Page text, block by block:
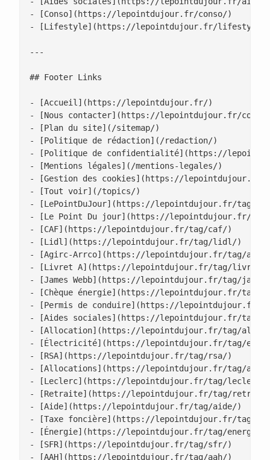
- [Conso](https://lepointdujour.fr/conso/)
- [Lifestyle](https://lepointdujour.fr/lifestyle/)
---
## Footer Links
- [Accueil](https://lepointdujour.fr/)
- [Nous contacter](https://lepointdujour.fr/
- [Plan du site](/sitemap/)
- [Politique de rédaction](/redaction/)
- [Politique de confidentialité](https://
- [Mentions légales](/mentions-legales/)
- [Gestion des cookies](https://lepointdujour.fr/
- [Tout voir](/topics/)
- [LePointDuJour](https://lepointdujour.fr/tag/
- [Le Point Du jour](https://lepointdujour.fr/
- [CAF](https://lepointdujour.fr/tag/caf/)
- [Lidl](https://lepointdujour.fr/tag/lidl/)
- [Agirc-Arrco](https://lepointdujour.fr/tag/
- [Livret A](https://lepointdujour.fr/tag/livret-
- [James Webb](https://lepointdujour.fr/tag/james-
- [Chèque énergie](https://lepointdujour.fr/tag/
- [Permis de conduire](https://lepointdujour.fr/
- [Aides sociales](https://lepointdujour.fr/tag/
- [Allocation](https://lepointdujour.fr/tag/
- [Électricité](https://lepointdujour.fr/tag/
- [RSA](https://lepointdujour.fr/tag/rsa/)
- [Allocations](https://lepointdujour.fr/tag/
- [Leclerc](https://lepointdujour.fr/tag/leclerc/)
- [Retraite](https://lepointdujour.fr/tag/
- [Aide](https://lepointdujour.fr/tag/aide/)
- [Taxe foncière](https://lepointdujour.fr/tag/
- [Énergie](https://lepointdujour.fr/tag/energie/)
- [SFR](https://lepointdujour.fr/tag/sfr/)
- [AAH](https://lepointdujour.fr/tag/aah/)